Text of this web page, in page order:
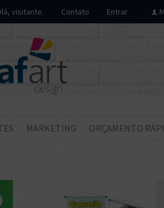
visitante. Contato Entrar f
MARKETING ORÇAMENTO